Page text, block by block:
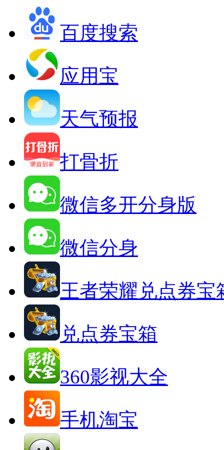
百度搜索
应用宝
天气预报
打骨折
微信多开分身版
微信分身
王者荣耀兑点券宝
兑点券宝箱
360影视大全
手机淘宝